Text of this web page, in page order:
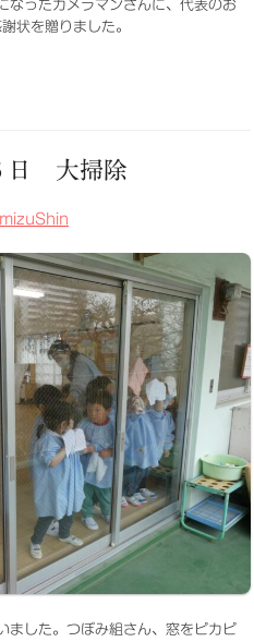
なったカメラマンさんに、代表のお
状を贈りました。
日 大掃除
ました。つぼみ組さん、窓をピカピ